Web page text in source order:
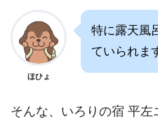
ほひょ
特に露天風
ていられま
そんな、いろりの宿 平